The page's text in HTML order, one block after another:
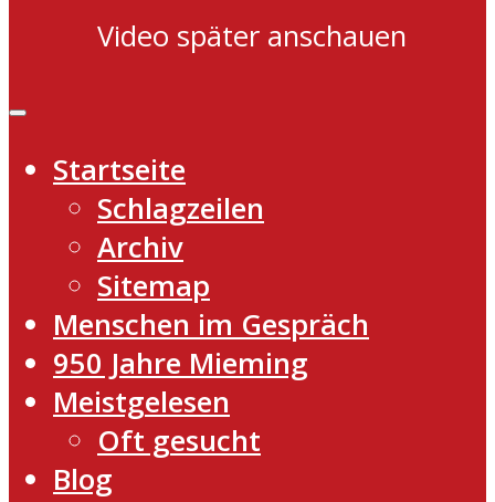
Video später anschauen
Startseite
Schlagzeilen
Archiv
Sitemap
Menschen im Gespräch
950 Jahre Mieming
Meistgelesen
Oft gesucht
Blog